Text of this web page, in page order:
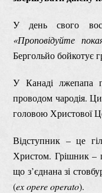
У день свого
«Проповідуйте
Бергольйо бойкотує
У Канаді лжепапа
проводом чародія.
головою Христової
Відступник – це
Христом. Грішник –
що з’єднана зі
(ex opere operato).